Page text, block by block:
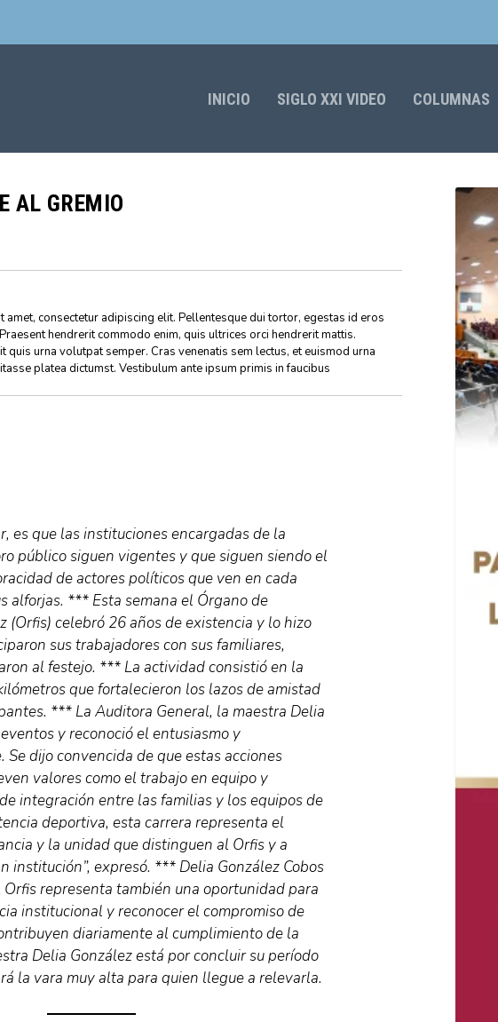
INICIO SIGLO XXI VIDEO COLUMNAS
AL GREMIO
consectetur adipiscing elit. Pellentesque dui tortor, egestas id eros
hendrerit commodo enim, quis ultrices orci hendrerit mattis.
quis urna volutpat semper. Cras venenatis sem lectus, et euismod urna
platea dictumst. Vestibulum ante ipsum primis in faucibus
es que las instituciones encargadas de la
público siguen vigentes y que siguen siendo el
de actores políticos que ven en cada
alforjas. *** Esta semana el Órgano de
(Orfis) celebró 26 años de existencia y lo hizo
sus trabajadores con sus familiares,
al festejo. *** La actividad consistió en la
que fortalecieron los lazos de amistad
*** La Auditora General, la maestra Delia
y reconoció el entusiasmo y
dijo convencida de que estas acciones
valores como el trabajo en equipo y
integración entre las familias y los equipos de
deportiva, esta carrera representa el
y la unidad que distinguen al Orfis y a
institución”, expresó. *** Delia González Cobos
representa también una oportunidad para
institucional y reconocer el compromiso de
diariamente al cumplimiento de la
Delia González está por concluir su período
la vara muy alta para quien llegue a relevarla.